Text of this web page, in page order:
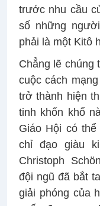
trước nhu cầu
số những
phải là một Kitô
Chẳng lẽ chúng
cuộc cách
trở thành hiện
tinh khốn khổ
Giáo Hội có
chỉ đạo giàu
Christoph
đội ngũ đã bắt
giải phóng của